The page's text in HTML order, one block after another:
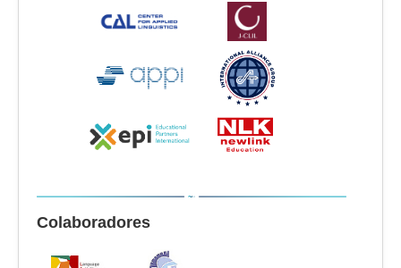
Colaboradores